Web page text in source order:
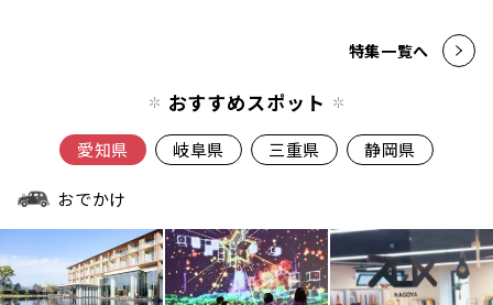
特集一覧へ
おすすめスポット
愛知県 岐阜県 三重県 静岡県
おでかけ